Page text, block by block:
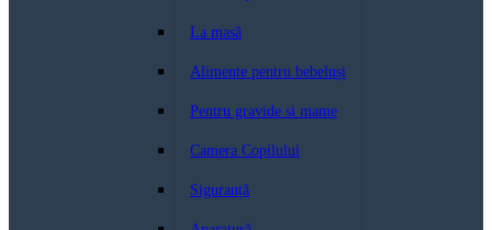
La masă
Alimente pentru bebeluși
Pentru gravide si mame
Camera Copilului
Siguranță